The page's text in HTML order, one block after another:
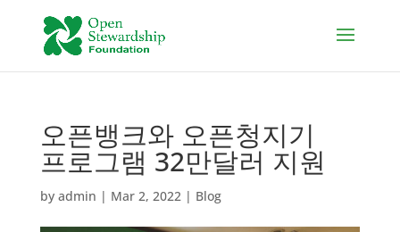
오픈뱅크와 오픈청지기
프로그램 32만달러 지원
by admin | Mar 2, 2022| Blog